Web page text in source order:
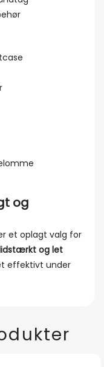
og
et oplagt valg for
og let
effektivt under